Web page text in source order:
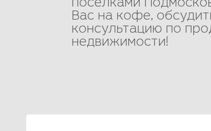
поселками
Вас на кофе,
консультацию по
недвижимости!